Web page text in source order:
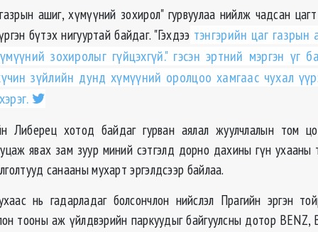
ашиг, хүмүүний зохирол" гурвуулаа нийлж чадсан
бүтэх нигууртай байдаг. "Гэхдээ тэнгэрийн цаг газрын
зохиролыг гүйцэхгүй." гэсэн эртний мэргэн үг
зүйлийн дунд хүмүүний оролцоо хамгаас чухал
Либерец хотод байдаг гурван аялал жуулчлалын том
явах зам зуур миний сэтгэлд дорно дахины гүн ухааны
санааны мухарт эргэлдсээр байлаа.
нь гадарладаг болсончлон нийслэл Прагийн эргэн
тооны аж үйлдвэрийн паркуудыг байгуулсны дотор BENZ,